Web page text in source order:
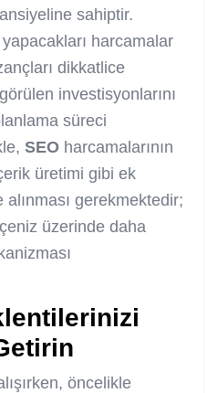
sahiptir.
harcamalar
dikkatlice
investisyonlarını
süreci
SEO harcamalarının
üretimi gibi ek
gerekmektedir;
üzerinde daha
öncelikle